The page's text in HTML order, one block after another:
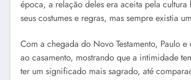
época, a relação deles era aceita pela
seus costumes e regras, mas sempre existia
Com a chegada do Novo Testamento, Paulo
ao casamento, mostrando que a intimidade
ter um significado mais sagrado, até